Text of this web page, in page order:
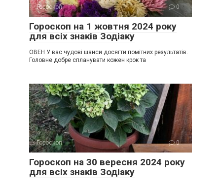
Гороскоп 0
Гороскоп на 1 жовтня 2024 року
для всіх знаків Зодіаку
ОВЕН У вас чудові шанси досягти помітних результатів.
Головне добре спланувати кожен крок та
Гороскоп 0
Гороскоп на 30 вересня 2024 року
для всіх знаків Зодіаку